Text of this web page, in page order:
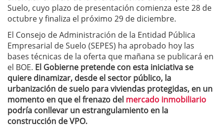
Suelo, cuyo plazo de presentación comienza este 28 de
octubre y finaliza el próximo 29 de diciembre.
El Consejo de Administración de la Entidad Pública
Empresarial de Suelo (SEPES) ha aprobado hoy las
bases técnicas de la oferta que mañana se publicará en
el BOE. El Gobierne pretende con esta iniciativa se
quiere dinamizar, desde el sector público, la
urbanización de suelo para viviendas protegidas, en un
momento en que el frenazo del mercado inmobiliario
podría conllevar un estrangulamiento en la
construcción de VPO.